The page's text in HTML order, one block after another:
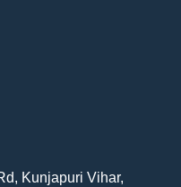
Kunjapuri Vihar,